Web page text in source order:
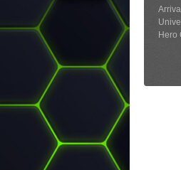
Hero